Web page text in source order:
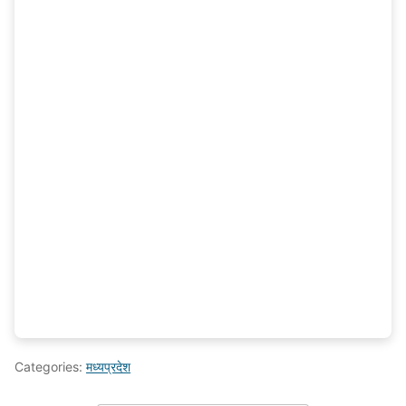
Categories: मध्यप्रदेश